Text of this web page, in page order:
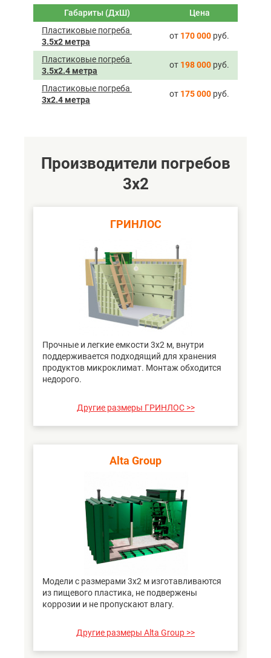
Габариты (ДхШ)
Цена
Пластиковые погреба ­
3.5х2 метра
от 170 000 руб.
Пластиковые погреба ­
3.5х2.4 метра
от 198 000 руб.
Пластиковые погреба ­
3х2.4 метра
от 175 000 руб.
Производители погребов
3х2
ГРИНЛОС
Прочные и легкие емкости 3х2 м, внутри
поддерживается подходящий для хранения
продуктов микроклимат. Монтаж обходится
недорого.
Другие размеры ГРИНЛОС >>
Alta Group
Модели с размерами 3х2 м изготавливаются
из пищевого пластика, не подвержены
коррозии и не пропускают влагу.
Другие размеры Alta Group >>